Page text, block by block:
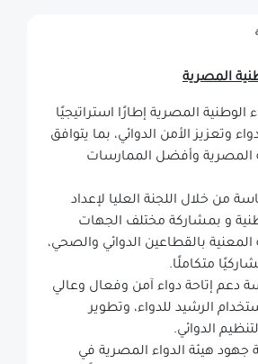
المصرية
المصرية إطارًا استراتيجيًا
وتعزيز الأمن الدوائي، بما يتوافق
المصرية وأفضل الممارسات
من خلال اللجنة العليا لإعداد
و بمشاركة مختلف الجهات
المعنية بالقطاعين الدوائي والصحي،
متكاملًا.
دعم إتاحة دواء آمن وفعال وعالي
الرشيد للدواء، وتطوير
الدوائي.
هيئة الدواء المصرية في